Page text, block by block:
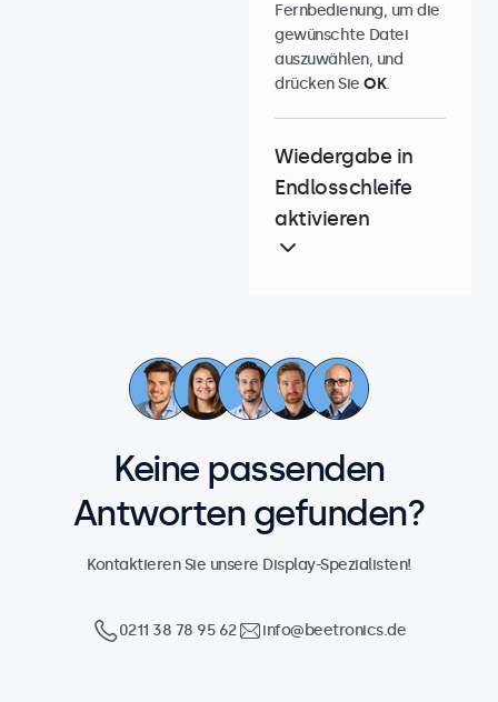
Fernbedienung, um die
gewünschte Datei
auszuwählen, und
drücken Sie OK.
Wiedergabe in
Endlosschleife
aktivieren
Keine passenden
Antworten gefunden?
Kontaktieren Sie unsere Display-Spezialisten!
0211 38 78 95 62 info@beetronics.de